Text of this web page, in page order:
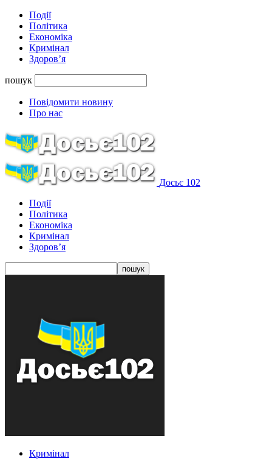
Події
Політика
Економіка
Кримінал
Здоров’я
пошук
Повідомити новину
Про нас
Досьє 102
Події
Політика
Економіка
Кримінал
Здоров’я
Кримінал